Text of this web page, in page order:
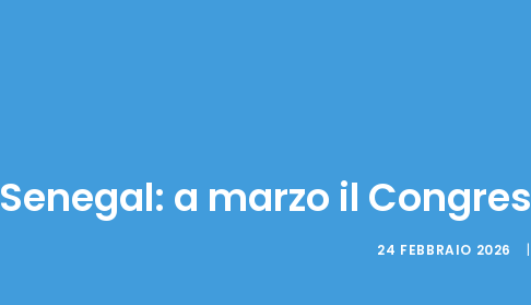
Senegal: a marzo il
24 FEBBRAIO 2026 |